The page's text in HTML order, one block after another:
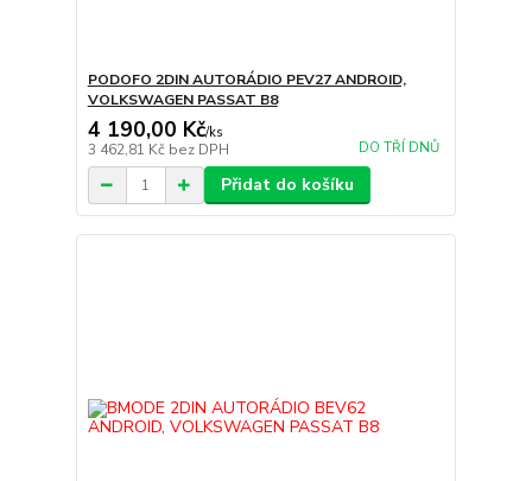
PODOFO 2DIN AUTORÁDIO PEV27 ANDROID,
VOLKSWAGEN PASSAT B8
4 190,00 Kč/ks
3 462,81 Kč bez DPH DO TŘÍ DNŮ
Přidat do košíku